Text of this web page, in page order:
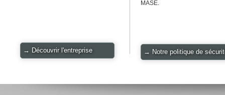
→ Découvrir l'entreprise
MASE.
→ Notre politique de